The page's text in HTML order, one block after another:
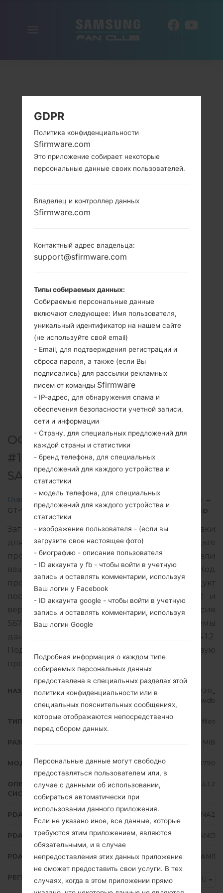
ОФИЦИАЛЬНАЯ ПРОШИВКА
#135986 ДЛЯ GT-S6790 -
SAMSUNGGALAXY FAME LITE
Главная → Galaxy Fame Lite SamsungGT-S6790 →
GT-S6790_XFU_1_20140411220220_hnxua9awdb.zip
Загрузите последнее обновление прошивки
для Samsung Galaxy Fame Lite, но не забудьте
проверить, соответствует ли номер модели
вашего смартфона указанному GT-S6790. Код
прошивки XFU для ANGOLA. Продукт
поставляется с версией PDA S6790XXANA2 и
версия CSC S6790OJVANC1, MODEM версия
S6790XXAMI1. Версия операционной системы
данной прошивки Android Jelly Bean 4.1.2.
Подробная инструкция, как прошить стоковую
прошивку на устройства Samsung
НАЗВАНИЕ ФАЙЛА
GT-S6790_XFU_1_20140411220220_
hnxua9awdb
ТИП ПРОШИВКИ 4 files
РАЗМЕР ФАЙЛА 622.14 MiB
МОДЕЛЬ Samsung GT-S6790
ОПЕРАЦИОННАЯ
СИСТЕМА
Android Jelly Bean 4.1.2
PDA/AP ВЕРСИЯ S6790XXANA2
PDA/AP ВЕРСИЯ S6790OJVANC1
PDA/AP ВЕРСИЯ S6790XXAMI1
РЕГИОН XFU
GDPR
Политика конфиденциальности
Sfirmware.com
Это приложение собирает некоторые
персональные данные своих пользователей.
Владелец и контроллер данных
Sfirmware.com
Контактный адрес владельца:
support@sfirmware.com
Типы собираемых данных:
Собираемые персональные данные
включают следующее: Имя пользователя,
уникальный идентификатор на нашем сайте
(не используйте свой email)
- Email, для подтверждения регистрации и
сброса пароля, а также (если Вы
подписались) для рассылки рекламных
писем от команды Sfirmware
- IP-адрес, для обнаружения спама и
обеспечения безопасности учетной записи,
сети и информации
- Страну, для специальных предложений для
каждой страны и статистики
- бренд телефона, для специальных
предложений для каждого устройства и
статистики
- модель телефона, для специальных
предложений для каждого устройства и
статистики
- изображение пользователя - (если вы
загрузите свое настоящее фото)
- биографию - описание пользователя
- ID аккаунта у fb - чтобы войти в учетную
запись и оставлять комментарии, используя
Ваш логин у Facebook
- ID аккаунта google - чтобы войти в учетную
запись и оставлять комментарии, используя
Ваш логин Google
Подробная информация о каждом типе
собираемых персональных данных
предоставлена в специальных разделах этой
политики конфиденциальности или в
специальных пояснительных сообщениях,
которые отображаются непосредственно
перед сбором данных.
Персональные данные могут свободно
предоставляться пользователем или, в
случае с данными об использовании,
собираться автоматически при
использовании данного приложения.
Если не указано иное, все данные, которые
требуются этим приложением, являются
обязательными, и в случае
непредоставления этих данных приложение
не сможет предоставить свои услуги. В тех
случаях, когда в этом приложении прямо